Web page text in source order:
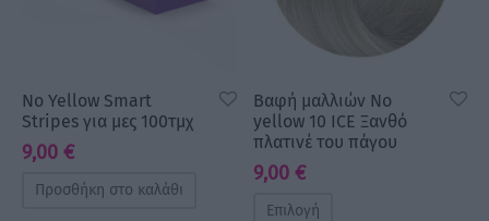
No Yellow Smart
Stripes για μες 100τμχ
9,00 €
Προσθήκη στο καλάθι
Βαφή μαλλιών No
yellow 10 ICE Ξανθό
πλατινέ του πάγου
9,00 €
Επιλογή